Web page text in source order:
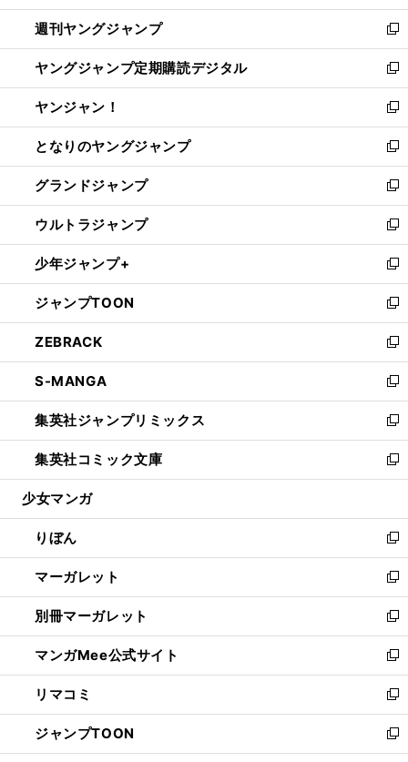
開
く
ウ
で
開
く
ン
ド
ウ
で
開
く
ウ
ィ
ン
ド
ウ
で
開
く
週刊ヤングジャンプ
新
し
い
ウ
ィ
ン
ド
ウ
で
開
く
ヤングジャンプ定期購読デジタル
新
し
い
ウ
ィ
ン
ド
ウ
で
開
く
ヤンジャン！
新
し
い
ウ
ィ
ン
ド
ウ
で
開
く
となりのヤングジャンプ
新
し
い
ウ
ィ
ン
ド
ウ
で
開
く
グランドジャンプ
新
し
い
ウ
ィ
ン
ド
ウ
で
開
く
ウルトラジャンプ
新
し
い
ウ
ィ
ン
ド
ウ
で
開
く
少年ジャンプ+
新
し
い
ウ
ィ
ン
ド
ウ
で
開
く
ジャンプTOON
新
し
い
ウ
ィ
ン
ド
ウ
で
開
ZEBRACK
新
し
い
ウ
ィ
ン
ド
ウ
開
く
S-MANGA
新
し
い
ウ
ィ
ン
ウ
で
開
く
集英社ジャンプリミックス
新
し
い
ウ
ン
ド
ウ
で
開
く
集英社コミック文庫
新
し
ウ
ィ
ン
ド
ウ
で
開
く
少女マンガ
りぼん
新
し
い
ウ
ィ
ン
ド
ウ
で
開
く
マーガレット
新
し
い
ウ
ィ
ン
ド
ウ
で
開
別冊マーガレット
新
し
い
ウ
ィ
ン
ド
ウ
マンガMee公式サイト
新
し
い
ウ
ィ
ン
リマコミ
新
し
い
ウ
ジャンプTOON
新
し